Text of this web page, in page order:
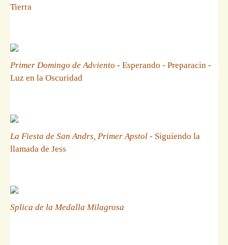
Tierra
Primer Domingo de Adviento - Esperando - Preparacin -
Luz en la Oscuridad
La Fiesta de San Andrs, Primer Apstol - Siguiendo la
llamada de Jess
Splica de la Medalla Milagrosa